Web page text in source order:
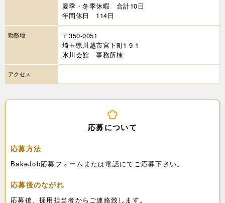
夏季・冬季休暇 合計10日
年間休日 114日
勤務地
〒350-0051
埼玉県川越市宮下町1-9-1
氷川会館 事務所棟
アクセス
応募について
応募方法
BakeJob応募フォームまたは電話にてご応募下さい。
応募後のながれ
応募後、採用担当者からご連絡致します。